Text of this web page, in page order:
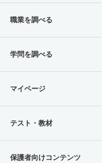
職業を調べる
学問を調べる
マイページ
テスト・教材
保護者向けコンテンツ